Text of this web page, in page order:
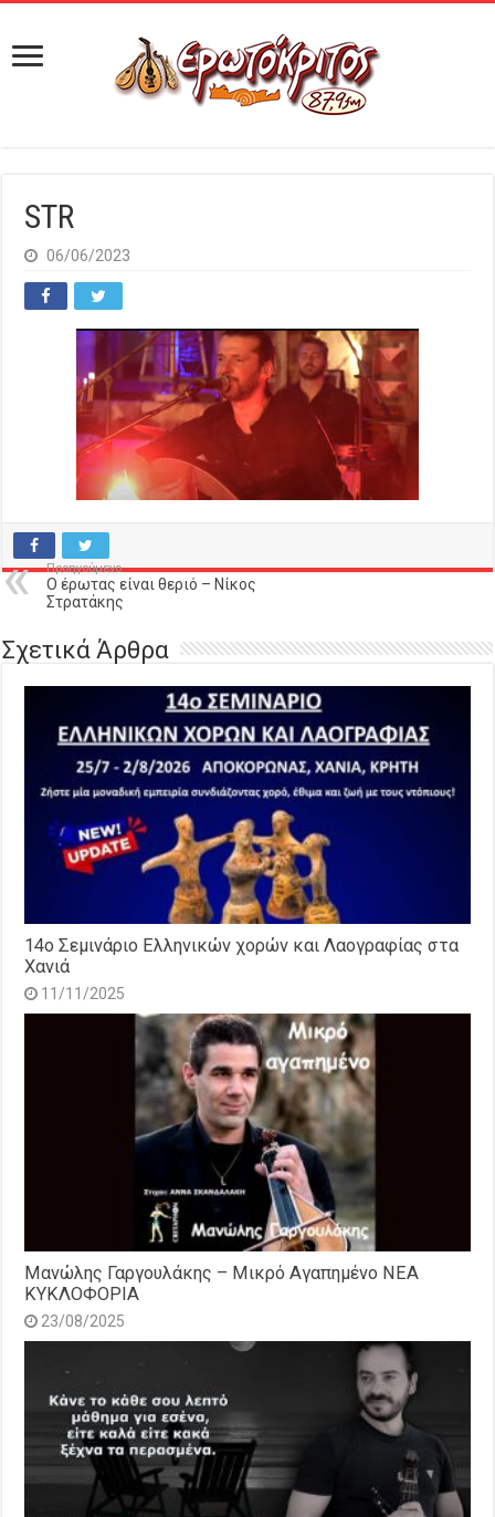
STR
06/06/2023
Προηγούμενο
Ο έρωτας είναι θεριό – Νίκος
Στρατάκης
Σχετικά Άρθρα
14o Σεμινάριο Ελληνικών χορών και Λαογραφίας στα
Χανιά
11/11/2025
Μανώλης Γαργουλάκης – Μικρό Αγαπημένο NEΑ
ΚΥΚΛΟΦΟΡΙΑ
23/08/2025